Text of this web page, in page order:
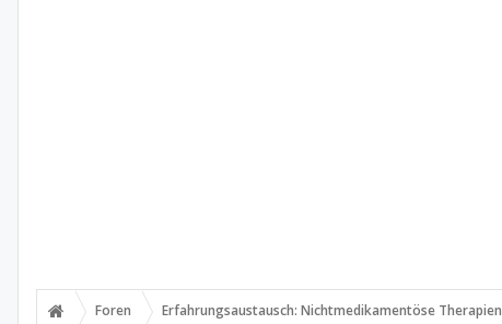
Foren Erfahrungsaustausch: Nichtmedikamentöse Therapien